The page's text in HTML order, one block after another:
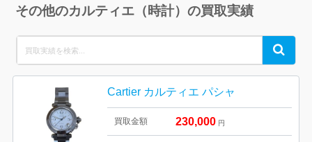
その他のカルティエ（時計）の買取実績
for:
Search
Cartier カルティエ パシャ
買取金額 230,000 円